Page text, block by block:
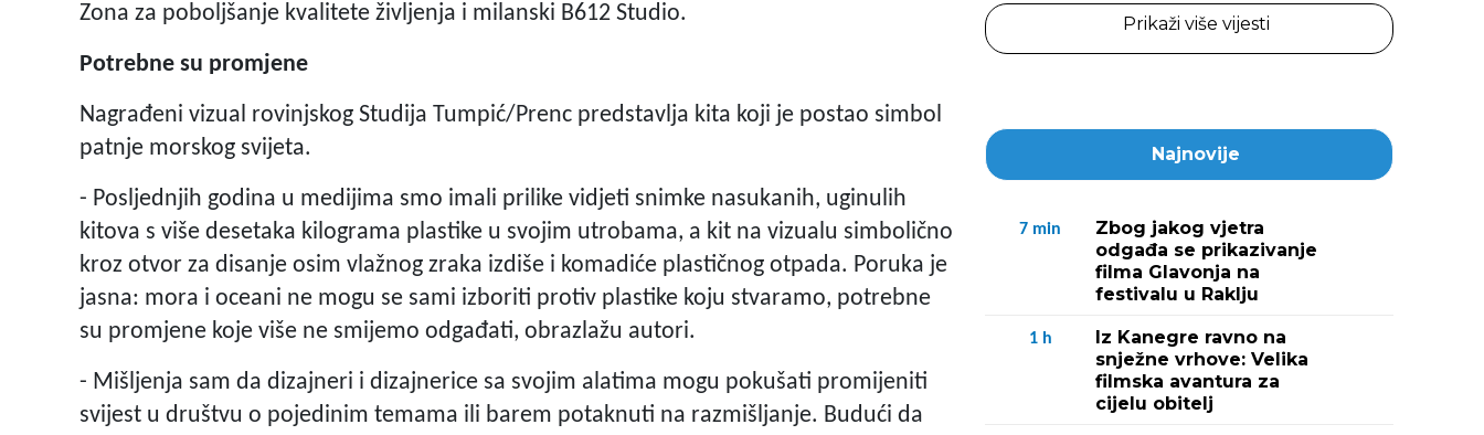
Zona za poboljšanje kvalitete življenja i milanski B612 Studio.
Potrebne su promjene
Nagrađeni vizual rovinjskog Studija Tumpić/Prenc predstavlja kita koji je postao simbol
patnje morskog svijeta.
- Posljednjih godina u medijima smo imali prilike vidjeti snimke nasukanih, uginulih
kitova s više desetaka kilograma plastike u svojim utrobama, a kit na vizualu simbolično
kroz otvor za disanje osim vlažnog zraka izdiše i komadiće plastičnog otpada. Poruka je
jasna: mora i oceani ne mogu se sami izboriti protiv plastike koju stvaramo, potrebne
su promjene koje više ne smijemo odgađati, obrazlažu autori.
- Mišljenja sam da dizajneri i dizajnerice sa svojim alatima mogu pokušati promijeniti
svijest u društvu o pojedinim temama ili barem potaknuti na razmišljanje. Budući da
Prikaži više vijesti
Najnovije
7 min
Zbog jakog vjetra
odgađa se prikazivanje
filma Glavonja na
festivalu u Raklju
1 h
Iz Kanegre ravno na
snježne vrhove: Velika
filmska avantura za
cijelu obitelj